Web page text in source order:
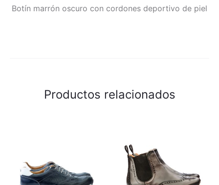
Botín marrón oscuro con cordones deportivo de piel
Productos relacionados